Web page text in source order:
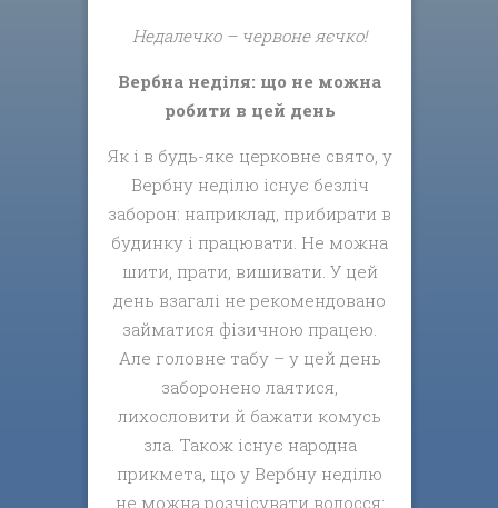
Недалечко – червоне яєчко!
Вербна неділя: що не можна
робити в цей день
Як і в будь-яке церковне свято, у
Вербну неділю існує безліч
заборон: наприклад, прибирати в
будинку і працювати. Не можна
шити, прати, вишивати. У цей
день взагалі не рекомендовано
займатися фізичною працею.
Але головне табу – у цей день
заборонено лаятися,
лихословити й бажати комусь
зла. Також існує народна
прикмета, що у Вербну неділю
не можна розчісувати волосся: